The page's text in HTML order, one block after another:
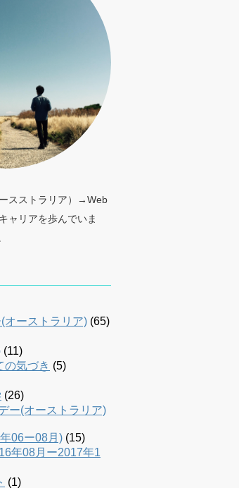
スストラリア）→Web
ャリアを歩んでいま
オーストラリア) (65)
(11)
気づき (5)
(26)
ー(オーストラリア)
06ー08月) (15)
年08月ー2017年1
(1)